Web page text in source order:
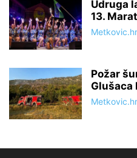
Udruga
13.
Metkovic.hr
Požar
Glušaca
Metkovic.hr